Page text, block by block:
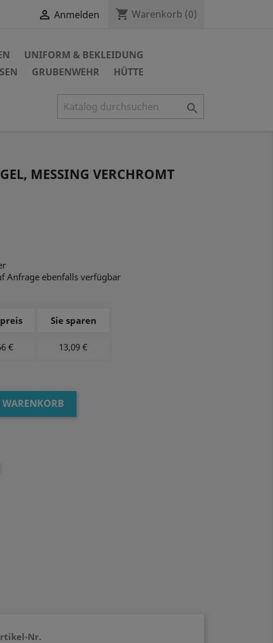
 Anmelden shopping_cart Warenkorb (0)
UNIFORM & BEKLEIDUNG
GRUBENWEHR HÜTTE

MESSING VERCHROMT
Anfrage ebenfalls verfügbar
Sie sparen
€ 13,09 €
Nr.